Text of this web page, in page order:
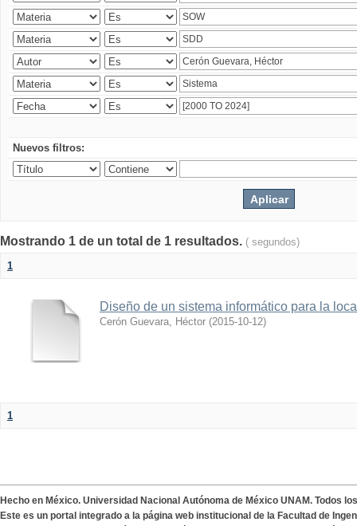
Nuevos filtros:
Mostrando 1 de un total de 1 resultados. ( segundos)
1
Diseño de un sistema informático para la
Cerón Guevara, Héctor (2015-10-12)
1
Hecho en México. Universidad Nacional Autónoma de México UNAM. Todos
Este es un portal integrado a la página web institucional de la Facultad de